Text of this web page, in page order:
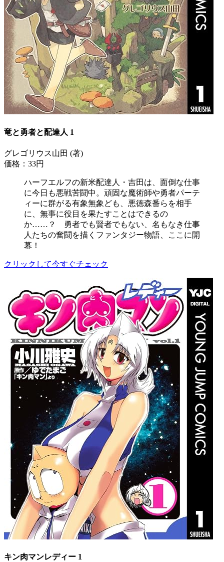
竜と勇者と配達人 1
グレゴリウス山田 (著)
価格：33円
ハーフエルフの新米配達人・吉田は、面倒な仕事
に今日も悪戦苦闘中。頑固な魔術師や勇者パーテ
ィーに群がる有象無象ども、悪徳森番らを相手
に、無事に役目を果たすことはできるの
か……？ 勇者でも賢者でもない、名もなき仕事
人たちの奮闘を描くファンタジー物語、ここに開
幕！
クリックして今すぐチェック
キン肉マンレディー 1